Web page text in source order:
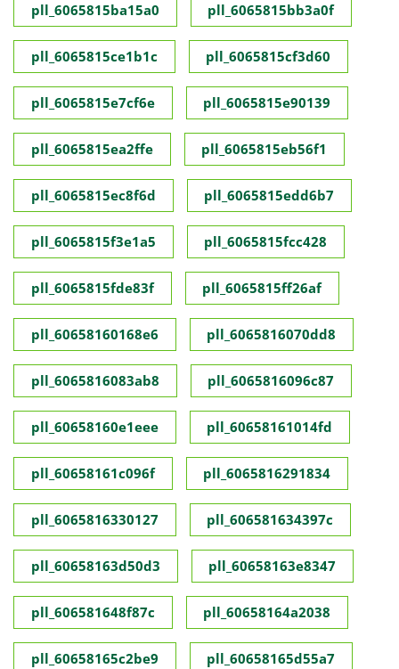
pll_6065815ba15a0 pll_6065815bb3a0f
pll_6065815ce1b1c pll_6065815cf3d60
pll_6065815e7cf6e pll_6065815e90139
pll_6065815ea2ffe pll_6065815eb56f1
pll_6065815ec8f6d pll_6065815edd6b7
pll_6065815f3e1a5 pll_6065815fcc428
pll_6065815fde83f pll_6065815ff26af
pll_60658160168e6 pll_6065816070dd8
pll_6065816083ab8 pll_6065816096c87
pll_60658160e1eee pll_60658161014fd
pll_60658161c096f pll_6065816291834
pll_6065816330127 pll_606581634397c
pll_60658163d50d3 pll_60658163e8347
pll_606581648f87c pll_60658164a2038
pll_60658165c2be9 pll_60658165d55a7